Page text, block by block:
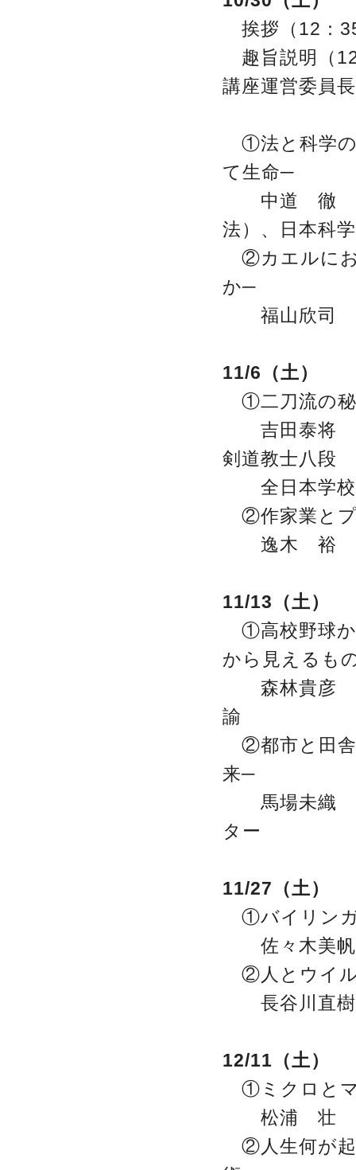
挨拶（12：
趣旨説明（
講座運営委員長
①法と科学の
て生命─
中道 徹 弁
法）、日本科
②カエルにお
か─
福山欣司 慶
11/6（土）
①二刀流の秘
吉田泰将 慶
剣道教士八段
全日本学校
②作家業とプ
逸木 裕
11/13（土）
①高校野球か
から見えるも
森林貴彦 慶
諭
②都市と田舎
来─
馬場未織
ター
11/27（土）
①バイリンガ
佐々木美帆
②人とウイル
長谷川直樹
12/11（土）
①ミクロとマ
松浦 壮 慶
②人生何が起